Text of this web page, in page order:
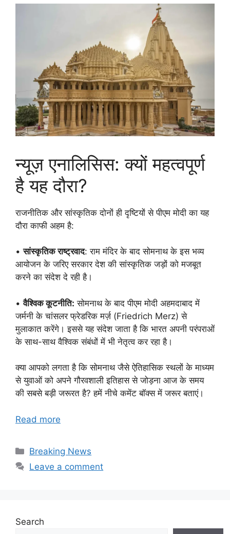
न्यूज़ एनालिसिस: क्यों महत्वपूर्ण
है यह दौरा?
राजनीतिक और सांस्कृतिक दोनों ही दृष्टियों से पीएम मोदी का यह
दौरा काफी अहम है:
•सांस्कृतिक राष्ट्रवाद: राम मंदिर के बाद सोमनाथ के इस भव्य
आयोजन के जरिए सरकार देश की सांस्कृतिक जड़ों को मजबूत
करने का संदेश दे रही है।
•वैश्विक कूटनीति: सोमनाथ के बाद पीएम मोदी अहमदाबाद में
जर्मनी के चांसलर फ्रेडरिक मर्ज़ (Friedrich Merz) से
मुलाकात करेंगे। इससे यह संदेश जाता है कि भारत अपनी परंपराओं
के साथ-साथ वैश्विक संबंधों में भी नेतृत्व कर रहा है।
क्या आपको लगता है कि सोमनाथ जैसे ऐतिहासिक स्थलों के माध्यम
से युवाओं को अपने गौरवशाली इतिहास से जोड़ना आज के समय
की सबसे बड़ी जरूरत है? हमें नीचे कमेंट बॉक्स में जरूर बताएं।
Read more
Categories
Breaking News
Leave a comment
Search